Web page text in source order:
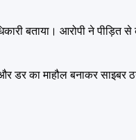
बताया। आरोपी ने पीड़ित
डर का माहौल बनाकर